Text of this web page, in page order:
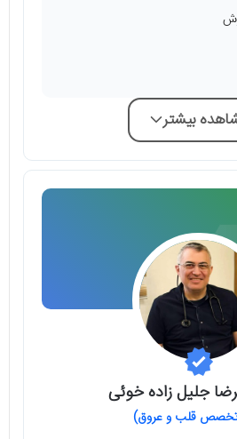
بیشتر
جلیل زاده خوئی
قلب و عروق)